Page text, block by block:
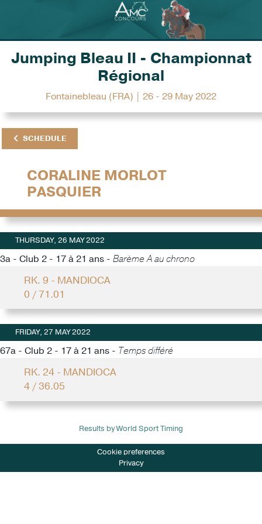
Jumping Bleau II - Championnat
Régional
Fontainebleau (FRA) | 26 - 29 May 2022
SCHEDULE
CORALINE MORLOT
PASQUIER
THURSDAY, 26 MAY 2022
3a - Club 2 - 17 à 21 ans - Barème A au chrono
RK. 9 - MANDIOCA
0 / 71.01
FRIDAY, 27 MAY 2022
67a - Club 2 - 17 à 21 ans - Temps différé
RK. 24 - MANDIOCA
4 / 36.05
Results by World Sport Timing
Cookie preferences
Privacy